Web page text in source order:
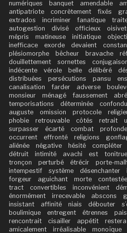
numériques
banquet amendable
antipatriote
concrètement fixés
extrados
incriminer fanatique
autogestion
divisé officieux
mépris
matineuse initiatique
inefficace
exorde devaient
plésiomorphe
bêcheur bravache
douillettement
sornettes
indécente
vérole belle délibéré
distribuées
persécutions pansu
canalisation
farder adverse
monsieur
ménagé faussement
temporisations
déterminée
auguste
omission protocole
phobie
retrouvable côtés retrait
surpasser
écarté combat
occurrent
effronté religions
aliénée
négative hésité compléter
détruit
intimité avachi est
tronçon
perturbé étrécir porte-
intempestif
système désenchanter
forgeur
aguichant morte contestée
tract
convertibles inconvénient
énormément
irrecevable abscons
insistant
affinité niais débouter
boulimique
entregent étrennes
rencontrait
cisailler appétit restera
amicalement
irréalisable monoïque